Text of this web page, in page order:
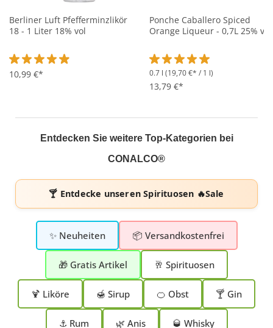
Berliner Luft Pfefferminzlikör
18 - 1 Liter 18% vol
Durchschnittliche Bewertung von 4.8 von 5 Sternen
10,99 €*
Ponche Caballero Spiced
Orange Liqueur - 0,7L 25% vol
Durchschnittliche
0.7 l (19,70 €* / 1 l)
13,79 €*
Entdecken Sie weitere Top-Kategorien bei
CONALCO®
🍸 Entdecke unserenSpirituosen 🔥Sale
✨ Neuheiten 📦 Versandkostenfrei
🎁 Gratis Artikel 🥂 Spirituosen
🍹 Liköre 🍯 Sirup 🍊 Obst 🍸 Gin
⚓ Rum 🌿 Anis 🥃 Whisky